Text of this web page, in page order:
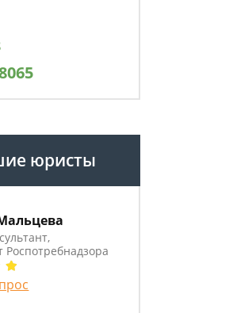
юристы
Роспотребнадзора